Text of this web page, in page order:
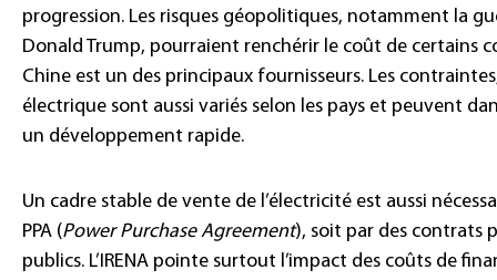
progression. Les risques géopolitiques, notamment la
Donald Trump, pourraient renchérir le coût de certains
Chine est un des principaux fournisseurs. Les
électrique sont aussi variés selon les pays et peuvent
un développement rapide.
Un cadre stable de vente de l’électricité est aussi
PPA (Power Purchase Agreement), soit par des contrats
publics. L’IRENA pointe surtout l’impact des coûts de